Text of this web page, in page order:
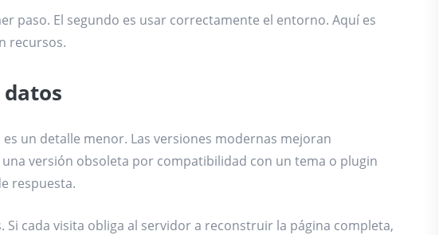
paso. El segundo es usar correctamente el entorno. Aquí es
recursos.
datos
un detalle menor. Las versiones modernas mejoran
versión obsoleta por compatibilidad con un tema o plugin
respuesta.
Si cada visita obliga al servidor a reconstruir la página completa,